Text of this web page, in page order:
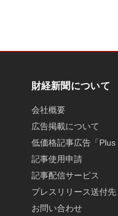
財経新聞について
会社概要
広告掲載について
低価格記事広告「Plus
記事使用申請
記事配信サービス
プレスリリース送付
お問い合わせ